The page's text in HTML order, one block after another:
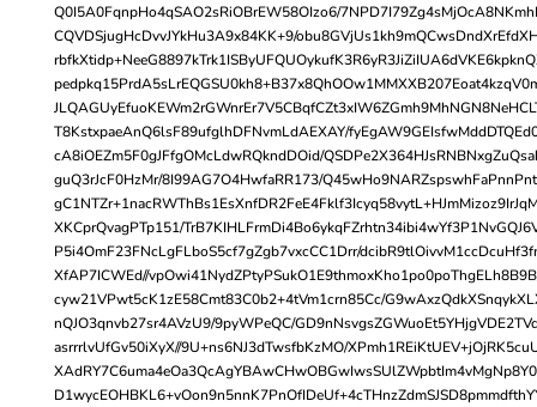
Q0I5A0FqnpHo4qSAO2sRiOBrEW58OIzo6/
CQVDSjugHcDvvJYkHu3A9x84KK+9/
T8KstxpaeAnQ6lsF89ufglhDFNvmLdAEXAY/
cA8iOEZm5F0gJFfgOMcLdwRQkndDOid/
guQ3rJcF0HzMr/8I99AG7O4HwfaRR173/
XKCprQvagPTp151/
P5i4OmF23FNcLgFLboS5cf7gZgb7vxcCC1Drr/
XfAP7ICWEd//
cyw21VPwt5cK1zE58Cmt83C0b2+4tVm1crn85Cc/
nQJO3qnvb27sr4AVzU9/9pyWPeQC/
asrrrlvUfGv50iXyX//9U+ns6NJ3dTwsfbKzMO/